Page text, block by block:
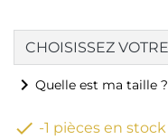
chevron_right Quelle est ma taille ?
 -1 pièces en stock